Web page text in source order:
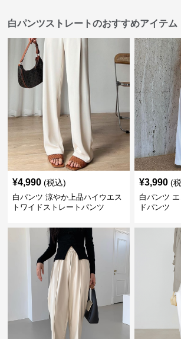
白パンツストレートのおすすめアイテム
¥4,990 (税込)
白パンツ 涼やか上品ハイウエス
トワイドストレートパンツ
¥3,990 (
白パンツ
ドパンツ